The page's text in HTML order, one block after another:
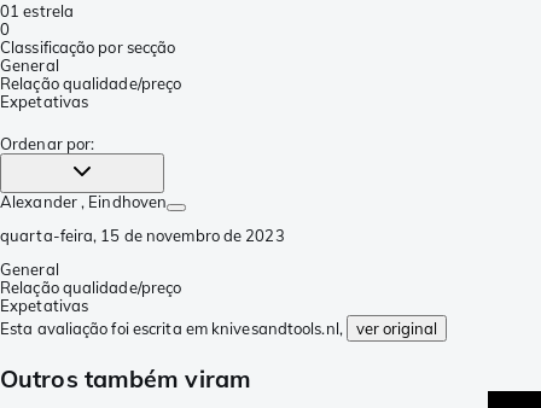
01 estrela
0
Classificação por secção
General
Relação qualidade/preço
Expetativas
Ordenar por:
Alexander , Eindhoven
quarta-feira, 15 de novembro de 2023
General
Relação qualidade/preço
Expetativas
Esta avaliação foi escrita em knivesandtools.nl,
ver original
Outros também viram